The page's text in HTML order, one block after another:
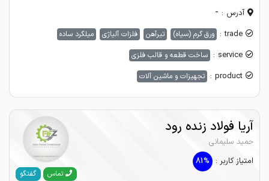
آدرس :
trade : ورق گرم (سیاه) تیرآهن فلزات آلیاژی میلگرد ساده
service : ساخت قطعه و قالب فلزی
product : تجهیزات و ماشین آلات
آریا فولاد زنده رود
حمید سلیمانی
امتیاز کاربر : 81%
تماس گفتگو